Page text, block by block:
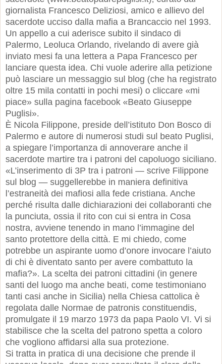
giornalista Francesco Deliziosi, amico e allievo del
sacerdote ucciso dalla mafia a Brancaccio nel 1993.
Un appello a cui aderisce subito il sindaco di
Palermo, Leoluca Orlando, rivelando di avere già
inviato mesi fa una lettera a Papa Francesco per
lanciare questa idea. Chi vuole aderire alla petizione
può lasciare un messaggio sul blog (che ha registrato
oltre 15 mila contatti in pochi mesi) o cliccare «mi
piace» sulla pagina facebook «Beato Giuseppe
Puglisi».
È Nicola Filippone, preside dell’istituto Don Bosco di
Palermo e autore di numerosi studi sul beato Puglisi,
a spiegare l’importanza di annoverare anche il
sacerdote martire tra i patroni del capoluogo siciliano.
«L’inserimento di 3P tra i patroni — scrive Filippone
sul blog — suggellerebbe in maniera definitiva
l’estraneità dei mafiosi alla fede cristiana. Anche
perché risulta dalle dichiarazioni dei collaboranti che
la punciuta, ossia il rito con cui si entra in Cosa
nostra, avviene tenendo in mano l’immagine del
santo protettore della città. E mi chiedo, come
potrebbe un aspirante uomo d’onore invocare l’aiuto
di chi è diventato santo per avere combattuto la
mafia?». La scelta dei patroni cittadini (in genere
santi del luogo ma anche beati, come testimoniano
tanti casi anche in Sicilia) nella Chiesa cattolica è
regolata dalle Normae de patronis constituendis,
promulgate il 19 marzo 1973 da papa Paolo VI. Vi si
stabilisce che la scelta del patrono spetta a coloro
che vogliono affidarsi alla sua protezione.
Si tratta in pratica di una decisione che prende il